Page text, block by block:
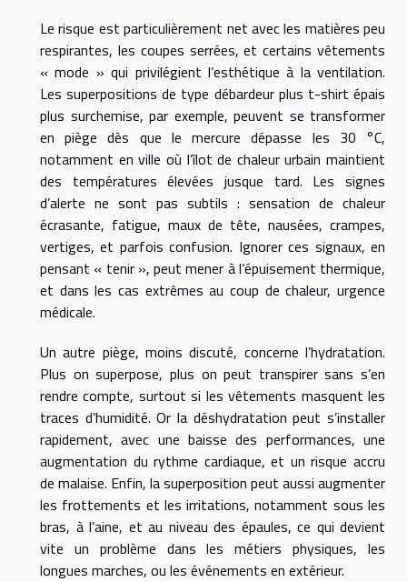
Le risque est particulièrement net avec les matières peu
respirantes, les coupes serrées, et certains vêtements
« mode » qui privilégient l’esthétique à la ventilation.
Les superpositions de type débardeur plus t-shirt épais
plus surchemise, par exemple, peuvent se transformer
en piège dès que le mercure dépasse les 30 °C,
notamment en ville où l’îlot de chaleur urbain maintient
des températures élevées jusque tard. Les signes
d’alerte ne sont pas subtils : sensation de chaleur
écrasante, fatigue, maux de tête, nausées, crampes,
vertiges, et parfois confusion. Ignorer ces signaux, en
pensant « tenir », peut mener à l’épuisement thermique,
et dans les cas extrêmes au coup de chaleur, urgence
médicale.
Un autre piège, moins discuté, concerne l’hydratation.
Plus on superpose, plus on peut transpirer sans s’en
rendre compte, surtout si les vêtements masquent les
traces d’humidité. Or la déshydratation peut s’installer
rapidement, avec une baisse des performances, une
augmentation du rythme cardiaque, et un risque accru
de malaise. Enfin, la superposition peut aussi augmenter
les frottements et les irritations, notamment sous les
bras, à l’aine, et au niveau des épaules, ce qui devient
vite un problème dans les métiers physiques, les
longues marches, ou les événements en extérieur.